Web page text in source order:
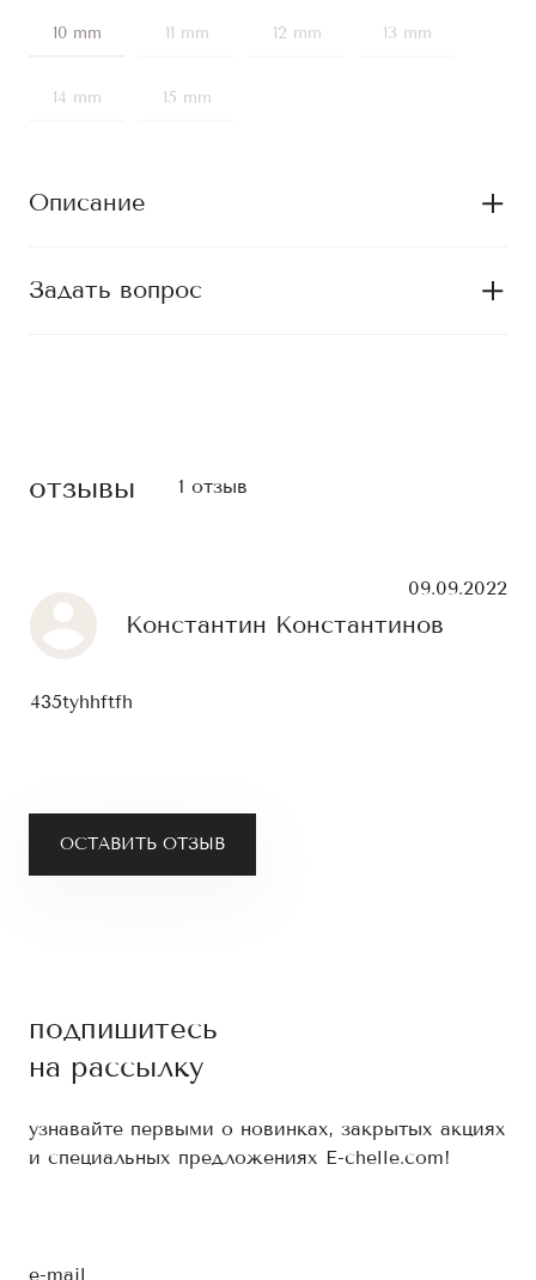
10 mm 11 mm 12 mm 13 mm
14 mm 15 mm
Описание
Задать вопрос
отзывы 1 отзыв
ОСТАВИТЬ ОТЗЫВ
Константин Константинов
09.09.2022
435tyhhftfh
подпишитесь
на рассылку
узнавайте первыми о новинках, закрытых акциях
и специальных предложениях E-chelle.com!
e-mail